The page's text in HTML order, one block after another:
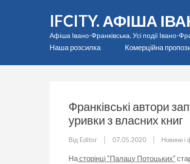
IFCITY. АФІША
Афіша Івано-Франківська. Усі події Івано-
Наша розсилка Комерційна
Франківські автори
уривки з власних книг
Від Editor 07.05.2020 Новини і
Насторінці “Палацу Потоцьких”